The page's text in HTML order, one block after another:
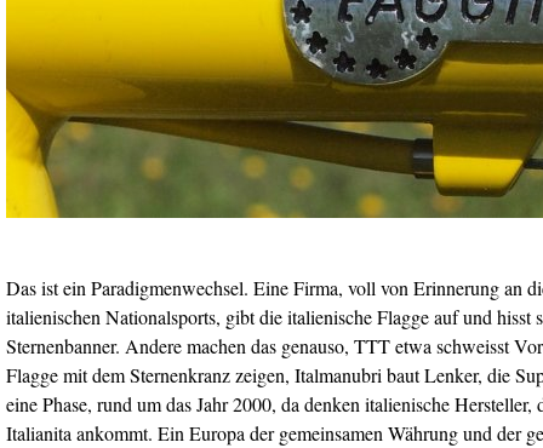
Das ist ein Paradigmenwechsel. Eine Firma, voll von Erinnerung an
italienischen Nationalsports, gibt die italienische Flagge auf und hisst
Sternenbanner. Andere machen das genauso, TTT etwa schweisst
Flagge mit dem Sternenkranz zeigen, Italmanubri baut Lenker, die
eine Phase, rund um das Jahr 2000, da denken italienische Hersteller,
Italianita ankommt. Ein Europa der gemeinsamen Währung und der